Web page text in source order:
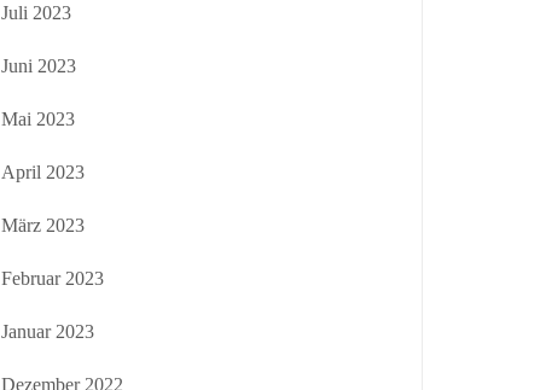
Juli 2023
Juni 2023
Mai 2023
April 2023
März 2023
Februar 2023
Januar 2023
Dezember 2022